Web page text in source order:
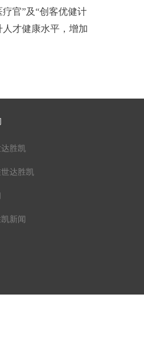
官”及“创客优健计
才健康水平，增加
胜凯
达胜凯
新闻